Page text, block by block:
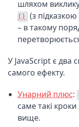
шляхом
()
(з підказкою
– в такому
У JavaScript є два
самого ефекту.
Унарний плюс:
саме такі
вище.